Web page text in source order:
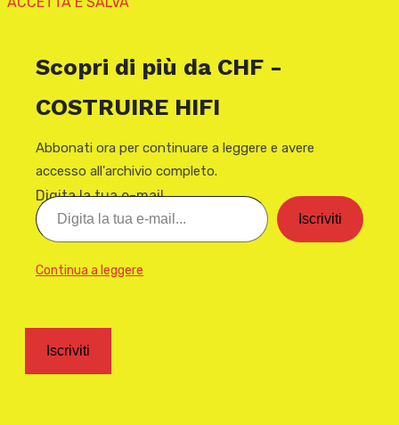
Scopri di più da CHF -
COSTRUIRE HIFI
Abbonati ora per continuare a leggere e avere
accesso all'archivio completo.
Digita la tua e-mail...
Iscriviti
Continua a leggere
Iscriviti